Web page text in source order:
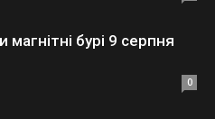
магнітні бурі 9 серпня
0